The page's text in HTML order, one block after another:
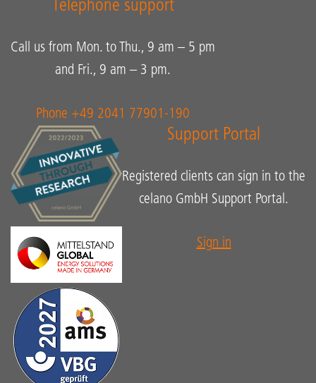
Telephone support
Call us from Mon. to Thu., 9 am – 5 pm
and Fri., 9 am – 3 pm.
Phone +49 2041 77901-190
Support Portal
Registered clients can sign in to the
celano GmbH Support Portal.
Sign in